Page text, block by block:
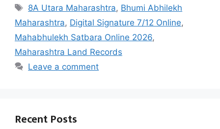
Tags
8A Utara Maharashtra, Bhumi Abhilekh
Maharashtra, Digital Signature 7/12 Online,
Mahabhulekh Satbara Online 2026,
Maharashtra Land Records
Leave a comment
Recent Posts